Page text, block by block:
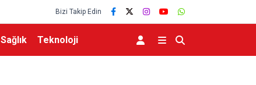
Bizi Takip Edin
Sağlık Teknoloji